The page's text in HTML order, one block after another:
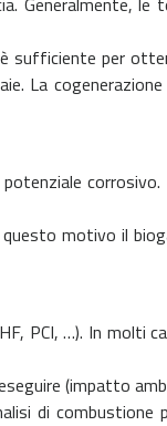
sufficiente per
La
questo motivo il
PCI, …). In molti
(impatto
di combustione